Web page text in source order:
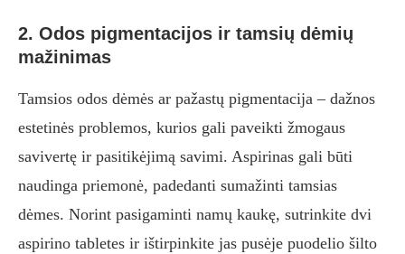
2. Odos pigmentacijos ir tamsių dėmių
mažinimas
Tamsios odos dėmės ar pažastų pigmentacija – dažnos
estetinės problemos, kurios gali paveikti žmogaus
savivertę ir pasitikėjimą savimi. Aspirinas gali būti
naudinga priemonė, padedanti sumažinti tamsias
dėmes. Norint pasigaminti namų kaukę, sutrinkite dvi
aspirino tabletes ir ištirpinkite jas pusėje puodelio šilto